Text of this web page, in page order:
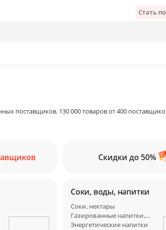
Стать
поставщиков. 130 000 товаров от 400
Скидки до 50%
Соки, воды, напитки
Соки, нектары
Газированные напитки, лимонады
Энергетические напитки